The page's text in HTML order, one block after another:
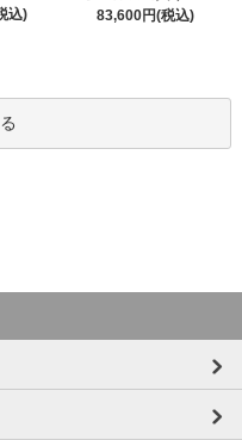
込)
83,600円(税込)